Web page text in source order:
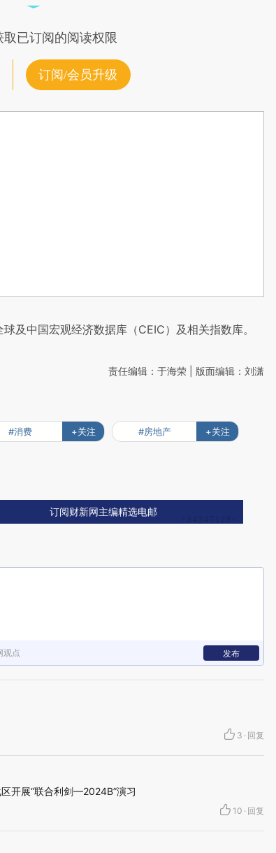
已订阅的阅读权限
订阅/会员升级
球及中国宏观经济数据库（CEIC）及相关指数库。
责任编辑：于海荣 | 版面编辑：刘潇
#消费 +关注 #房地产 +关注
订阅财新网主编精选电邮
观点 发布
3 · 回复
开展“联合利剑—2024B”演习
10 · 回复